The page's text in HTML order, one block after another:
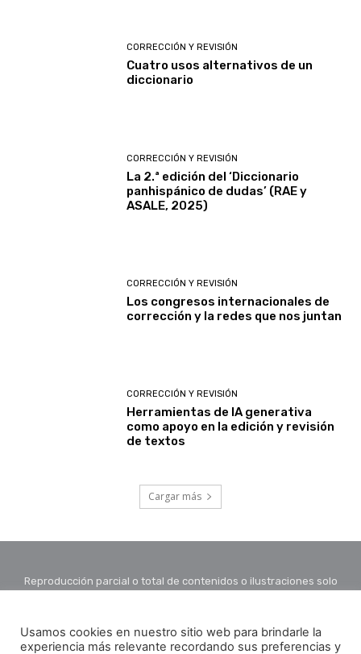
CORRECCIÓN Y REVISIÓN
Cuatro usos alternativos de un
diccionario
CORRECCIÓN Y REVISIÓN
La 2.ª edición del ‘Diccionario
panhispánico de dudas’ (RAE y
ASALE, 2025)
CORRECCIÓN Y REVISIÓN
Los congresos internacionales de
corrección y la redes que nos juntan
CORRECCIÓN Y REVISIÓN
Herramientas de IA generativa
como apoyo en la edición y revisión
de textos
Cargar más
Reproducción parcial o total de contenidos o ilustraciones solo
Usamos cookies en nuestro sitio web para brindarle la
experiencia más relevante recordando sus preferencias y